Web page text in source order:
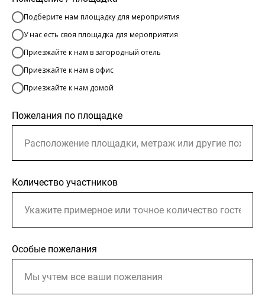
Подберите нам площадку для мероприятия
У нас есть своя площадка для мероприятия
Приезжайте к нам в загородный отель
Приезжайте к нам в офис
Приезжайте к нам домой
Пожелания по площадке
Количество участников
Особые пожелания